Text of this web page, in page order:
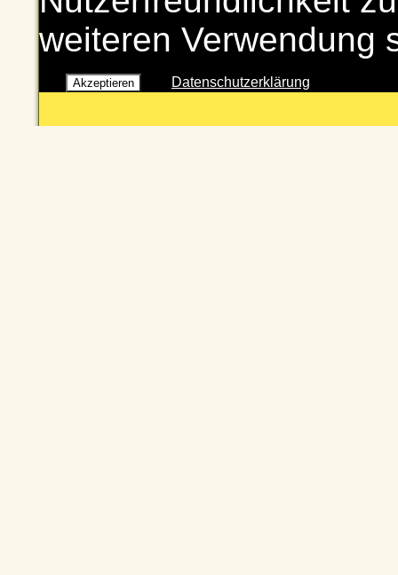
weiteren Verwendung
Akzeptieren Datenschutzerklärung